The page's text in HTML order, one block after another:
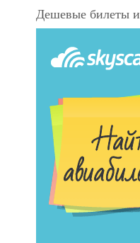
Дешевые билеты